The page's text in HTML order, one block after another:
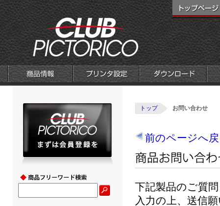
トップ お問い合わせ
前のページへ
下記製品のご質
入力の上、送信